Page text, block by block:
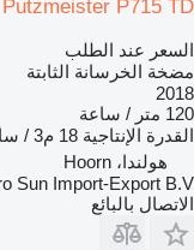
Putzmeister P715 TD
السعر عند الطلب
مضخة الخرسانة الثابتة
2018
120 متر / ساعة
القدرة الإنتاجية 18 م3 / ساعة
هولندا، Hoorn
Sun Import-Export B.V.
الاتصال بالبائع